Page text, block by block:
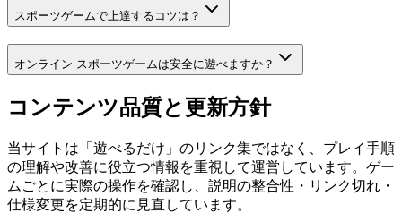
スポーツゲームで上達するコツは？
オンライン スポーツゲームは安全に遊べますか？
コンテンツ品質と更新方針
当サイトは「遊べるだけ」のリンク集ではなく、プレイ手順
の理解や改善に役立つ情報を重視して運営しています。ゲー
ムごとに実際の操作を確認し、説明の整合性・リンク切れ・
仕様変更を定期的に見直しています。